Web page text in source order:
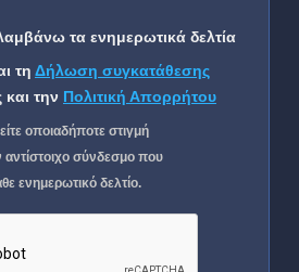
τα ενημερωτικά δελτία
τη Δήλωση συγκατάθεσης
την Πολιτική Απορρήτου
οποιαδήποτε στιγμή
αντίστοιχο σύνδεσμο που
ενημερωτικό δελτίο.